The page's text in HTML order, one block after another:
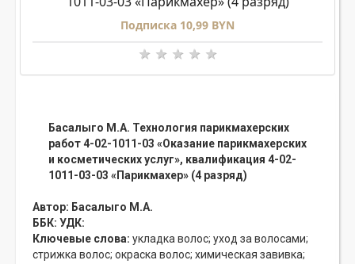
Подписка 10,99 BYN
Басалыго М.А. Технология парикмахерских
работ 4-02-1011-03 «Оказание парикмахерских
и косметических услуг», квалификация 4-02-
1011-03-03 «Парикмахер» (4 разряд)
Автор: Басалыго М.А.
ББК: УДК:
Ключевые слова: укладка волос; уход за волосами;
стрижка волос; окраска волос; химическая завивка;